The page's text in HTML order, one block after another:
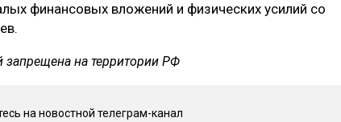
финансовых вложений и физических усилий со
запрещена на территории РФ
на новостной телеграм-канал